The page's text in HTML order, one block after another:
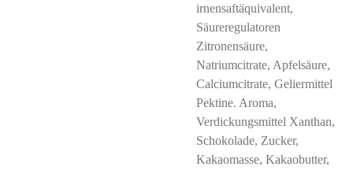
irnensaftäquivalent,
Säureregulatoren
Zitronensäure,
Natriumcitrate, Apfelsäure,
Calciumcitrate, Geliermittel
Pektine. Aroma,
Verdickungsmittel Xanthan,
Schokolade, Zucker,
Kakaomasse, Kakaobutter,